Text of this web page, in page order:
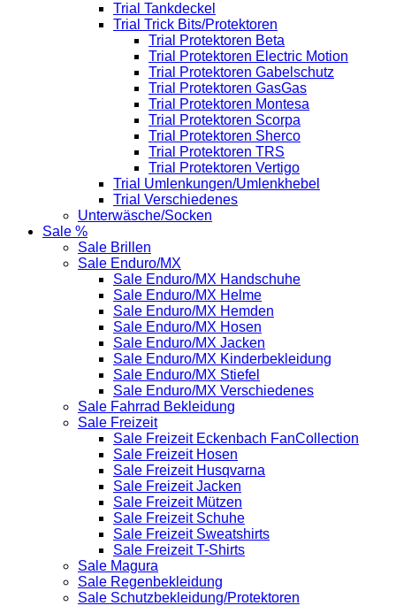
Trial Tankdeckel
Trial Trick Bits/Protektoren
Trial Protektoren Beta
Trial Protektoren Electric Motion
Trial Protektoren Gabelschutz
Trial Protektoren GasGas
Trial Protektoren Montesa
Trial Protektoren Scorpa
Trial Protektoren Sherco
Trial Protektoren TRS
Trial Protektoren Vertigo
Trial Umlenkungen/Umlenkhebel
Trial Verschiedenes
Unterwäsche/Socken
Sale %
Sale Brillen
Sale Enduro/MX
Sale Enduro/MX Handschuhe
Sale Enduro/MX Helme
Sale Enduro/MX Hemden
Sale Enduro/MX Hosen
Sale Enduro/MX Jacken
Sale Enduro/MX Kinderbekleidung
Sale Enduro/MX Stiefel
Sale Enduro/MX Verschiedenes
Sale Fahrrad Bekleidung
Sale Freizeit
Sale Freizeit Eckenbach FanCollection
Sale Freizeit Hosen
Sale Freizeit Husqvarna
Sale Freizeit Jacken
Sale Freizeit Mützen
Sale Freizeit Schuhe
Sale Freizeit Sweatshirts
Sale Freizeit T-Shirts
Sale Magura
Sale Regenbekleidung
Sale Schutzbekleidung/Protektoren